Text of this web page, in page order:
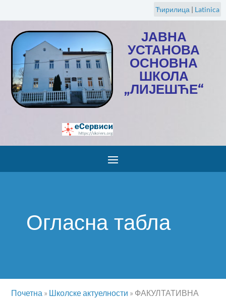
Ћирилица | Latinica
ЈАВНА
УСТАНОВА
ОСНОВНА
ШКОЛА
„ЛИЈЕШЋЕ“
Огласна табла
Почетна » Школске актуелности » ФАКУЛТАТИВНА